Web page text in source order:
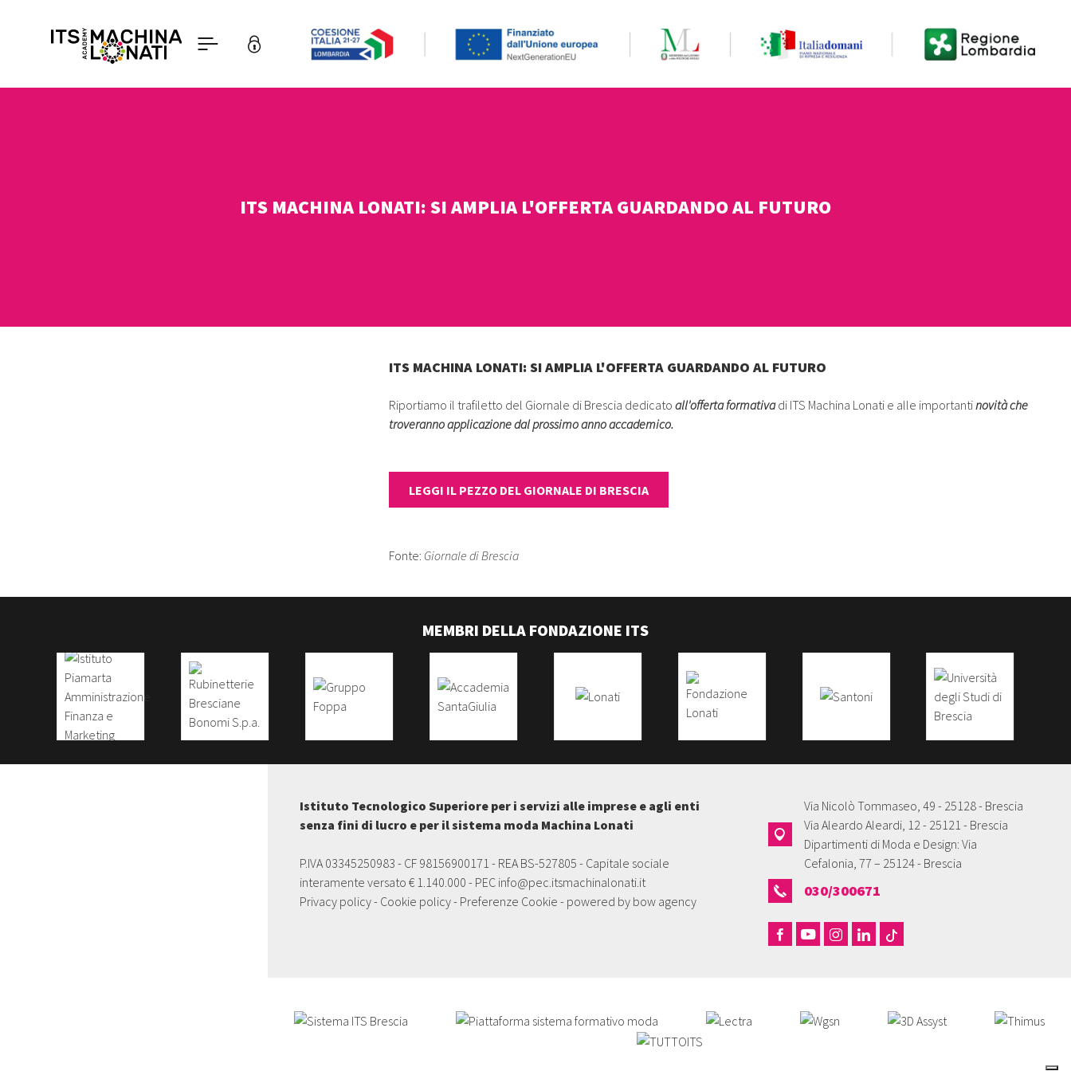
ITS MACHINA LONATI: SI AMPLIA L'OFFERTA GUARDANDO AL FUTURO
ITS MACHINA LONATI: SI AMPLIA L'OFFERTA GUARDANDO AL FUTURO
Riportiamo il trafiletto del Giornale di Brescia dedicato all'offerta formativadi ITS Machina Lonati e alle importantinovità che
troveranno applicazione dal prossimo anno accademico.
LEGGI IL PEZZO DEL GIORNALE DI BRESCIA
Fonte: Giornale di Brescia
MEMBRI DELLA FONDAZIONE ITS
Istituto Tecnologico Superiore per i servizi alle imprese e agli enti
senza fini di lucro e per il sistema moda Machina Lonati
P.IVA 03345250983 - CF 98156900171 - REA BS-527805 - Capitale sociale
interamente versato € 1.140.000 - PEC info@pec.itsmachinalonati.it
Privacy policy- Cookie policy- Preferenze Cookie - powered by bow agency
Via Nicolò Tommaseo, 49 - 25128 - Brescia
Via Aleardo Aleardi, 12 - 25121 - Brescia
Dipartimenti di Moda e Design: Via
Cefalonia, 77 – 25124 - Brescia
030/300671